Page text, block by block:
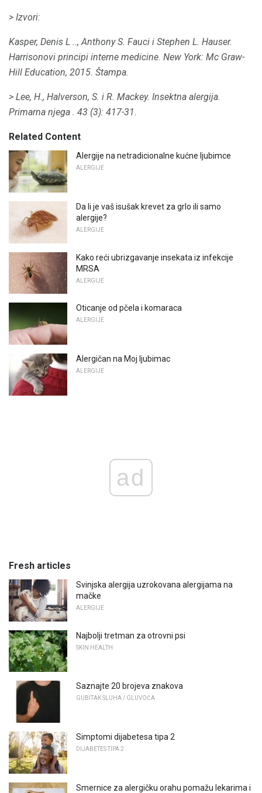
> Izvori:
Kasper, Denis L .., Anthony S. Fauci i Stephen L. Hauser.
Harrisonovi principi interne medicine. New York: Mc Graw-
Hill Education, 2015. Štampa.
> Lee, H., Halverson, S. i R. Mackey. Insektna alergija.
Primarna njega . 43 (3): 417-31.
Related Content
Alergije na netradicionalne kućne ljubimce
ALERGIJE
Da li je vaš isušak krevet za grlo ili samo
alergije?
ALERGIJE
Kako reći ubrizgavanje insekata iz infekcije
MRSA
ALERGIJE
Oticanje od pčela i komaraca
ALERGIJE
Alergičan na Moj ljubimac
ALERGIJE
ad
Fresh articles
Svinjska alergija uzrokovana alergijama na
mačke
ALERGIJE
Najbolji tretman za otrovni psi
SKIN HEALTH
Saznajte 20 brojeva znakova
GUBITAK SLUHA / GLUVOĆA
Simptomi dijabetesa tipa 2
DIJABETES TIPA 2
Smernice za alergičku orahu pomažu lekarima i